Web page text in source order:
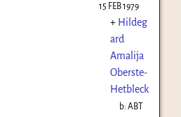
15 FEB 1979
+ Hildeg
ard
Amalija
Oberste-
Hetbleck
b:ABT